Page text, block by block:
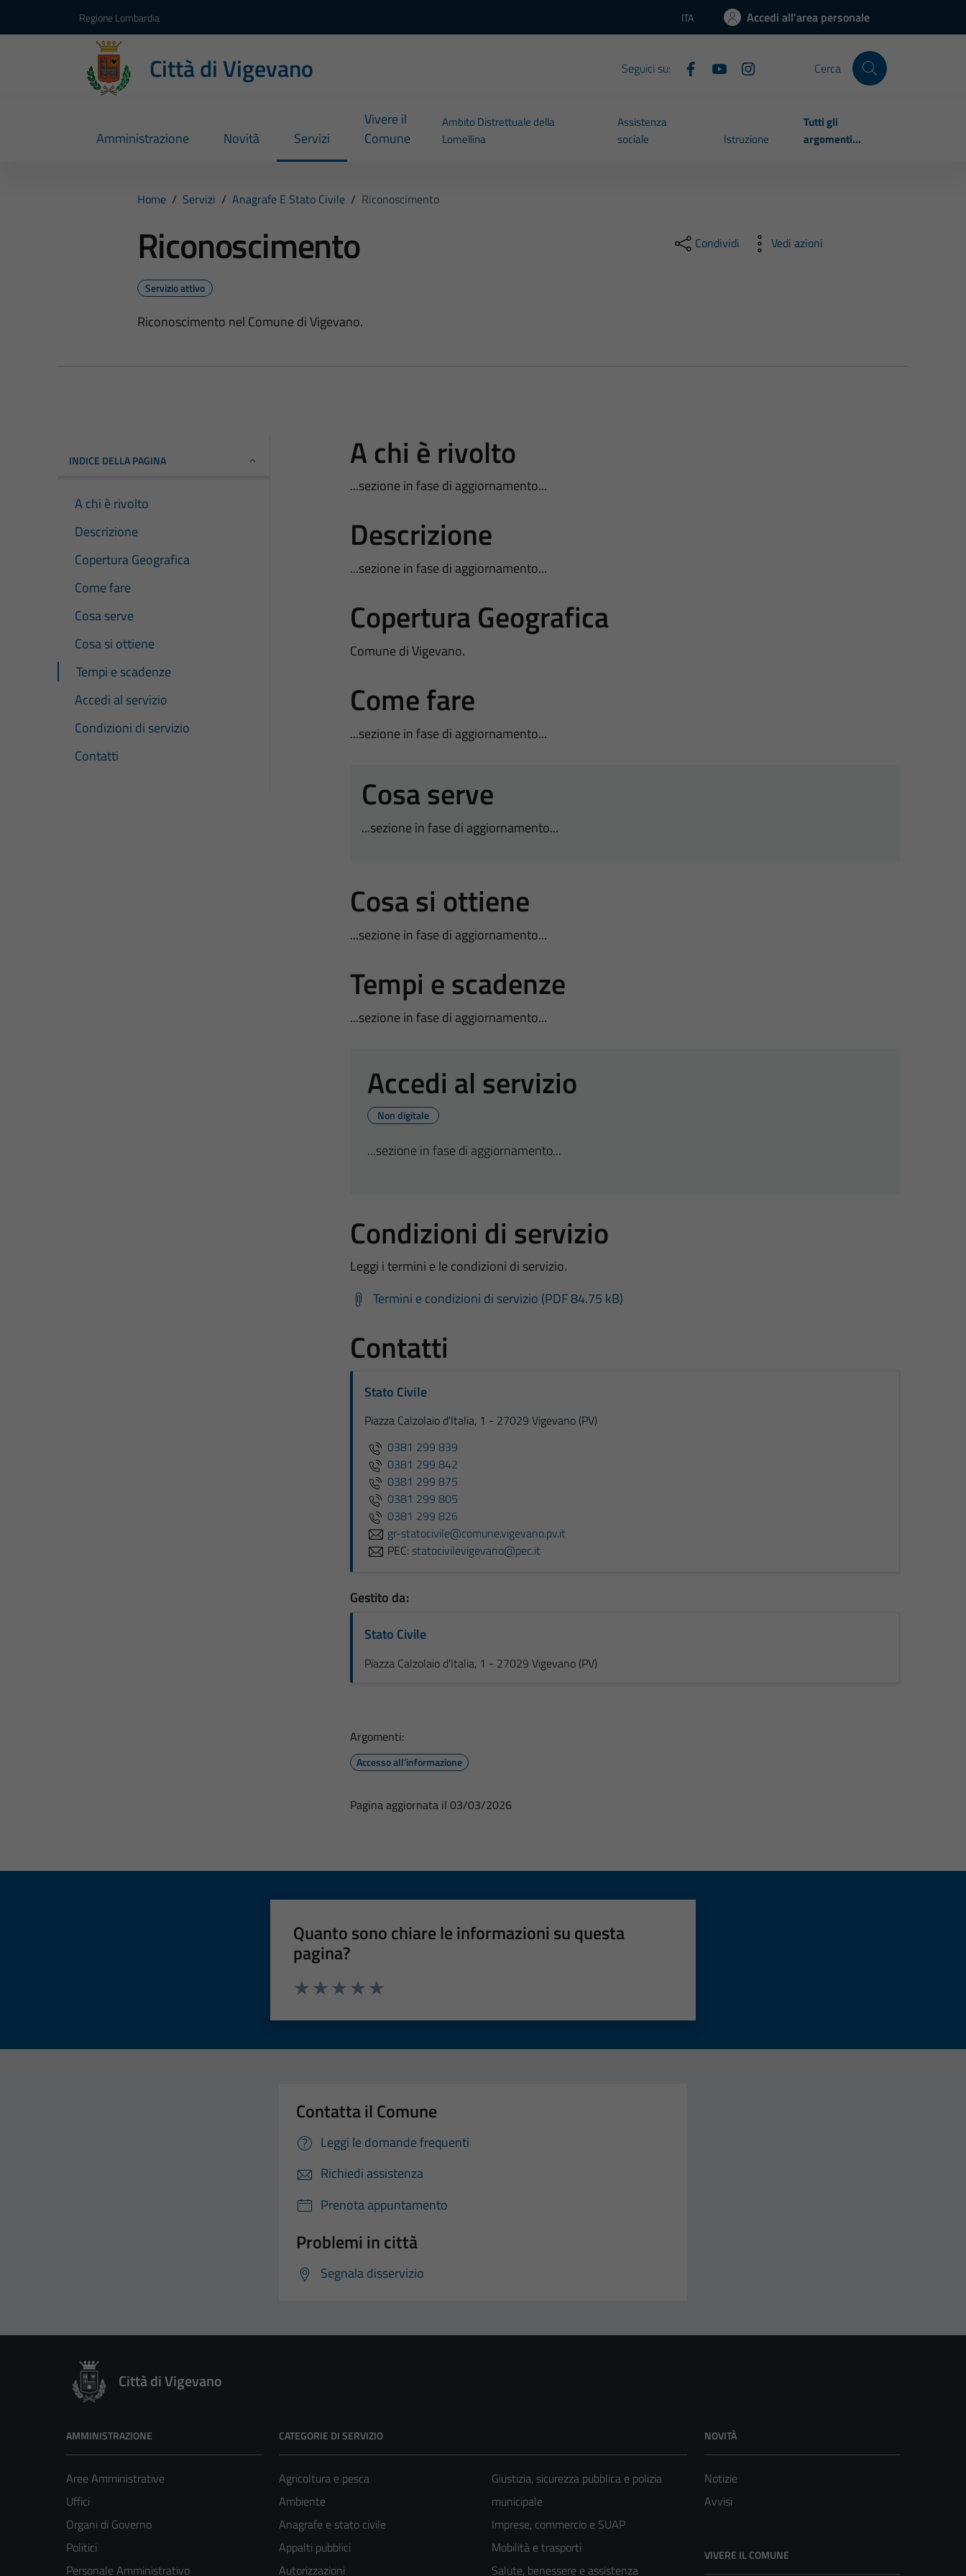
Regione Lombardia Lingua attiva:
ITA Accedi all'area personale
Città di Vigevano Seguici su: Cerca
Amministrazione Novità Servizi
Vivere il
Comune
Ambito Distrettuale della
Lomellina
Assistenza
sociale
Istruzione
Tutti gli
argomenti...
Home / Servizi / Anagrafe E Stato Civile / Riconoscimento
Riconoscimento
Servizio attivo
Riconoscimento nel Comune di Vigevano.
Condividi Vedi azioni
INDICE DELLA PAGINA
A chi è rivolto
Descrizione
Copertura Geografica
Come fare
Cosa serve
Cosa si ottiene
Tempi e scadenze
Accedi al servizio
Condizioni di servizio
Contatti
A chi è rivolto
...sezione in fase di aggiornamento...
Descrizione
...sezione in fase di aggiornamento...
Copertura Geografica
Comune di Vigevano.
Come fare
...sezione in fase di aggiornamento...
Cosa serve
...sezione in fase di aggiornamento...
Cosa si ottiene
...sezione in fase di aggiornamento...
Tempi e scadenze
...sezione in fase di aggiornamento...
Accedi al servizio
Non digitale
...sezione in fase di aggiornamento...
Condizioni di servizio
Leggi i termini e le condizioni di servizio.
Termini e condizioni di servizio (PDF 84.75 kB)
Contatti
Stato Civile
Piazza Calzolaio d'Italia, 1 - 27029 Vigevano (PV)
0381 299 839
0381 299 842
0381 299 875
0381 299 805
0381 299 826
gr-statocivile@comune.vigevano.pv.it
PEC: statocivilevigevano@pec.it
Gestito da:
Stato Civile
Piazza Calzolaio d'Italia, 1 - 27029 Vigevano (PV)
Argomenti:
Accesso all'informazione
Pagina aggiornata il 03/03/2026
Quanto sono chiare le informazioni su questa
pagina?
Contatta il Comune
Leggi le domande frequenti
Richiedi assistenza
Prenota appuntamento
Problemi in città
Segnala disservizio
Città di Vigevano
AMMINISTRAZIONE
Aree Amministrative
Uffici
Organi di Governo
Politici
Personale Amministrativo
CATEGORIE DI SERVIZIO
Agricoltura e pesca
Ambiente
Anagrafe e stato civile
Appalti pubblici
Autorizzazioni
Giustizia, sicurezza pubblica e polizia
municipale
Imprese, commercio e SUAP
Mobilità e trasporti
Salute, benessere e assistenza
NOVITÀ
Notizie
Avvisi
VIVERE IL COMUNE